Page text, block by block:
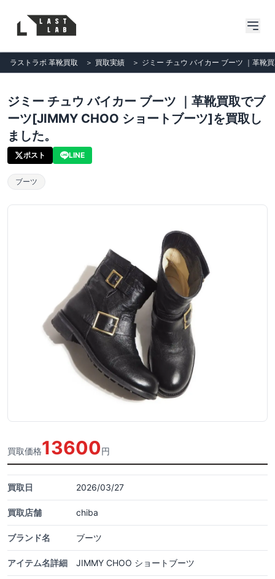
ラストラボ 革靴買取 ＞ 買取実績 ＞ ジミー チュウ バイカー ブーツ ｜革靴
ジミー チュウ バイカー ブーツ ｜革靴買取でブ
ーツ[JIMMY CHOO ショートブーツ]を買取し
ました。
ポスト LINE
ブーツ
買取価格13600円
買取日 2026/03/27
買取店舗 chiba
ブランド名 ブーツ
アイテム名詳細 JIMMY CHOO ショートブーツ